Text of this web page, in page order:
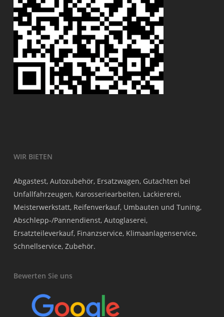
WIR BIETEN
Abgastest, Autozubehör, Ersatzwagen, Gutachten bei
Unfallfahrzeugen, Karosseriearbeiten, Lackiererei,
Meisterwerkstatt, Reifenverkauf, Umbauten und Tuning,
Abschlepp-/Pannendienst, Autoglaserei,
Ersatzteileverkauf, Finanzservice, Klimaanlagenservice,
Schnellservice, Zubehör.
Bewerten Sie uns